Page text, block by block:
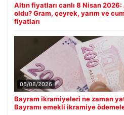
Altın fiyatları canlı 8 Nisan
oldu? Gram, çeyrek, yarım ve
fiyatları
05/08/2026
Bayram ikramiyeleri ne zaman
Bayramı emekli ikramiye